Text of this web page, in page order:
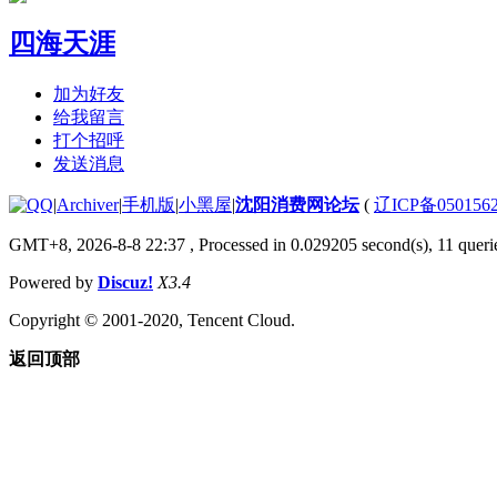
四海天涯
加为好友
给我留言
打个招呼
发送消息
|Archiver|手机版|小黑屋|沈阳消费网论坛( 辽ICP备
GMT+8, 2026-8-8 22:37 , Processed in 0.029205 second(s), 11
Powered by Discuz! X3.4
Copyright © 2001-2020, Tencent Cloud.
返回顶部